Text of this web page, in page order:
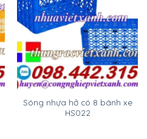
Sóng nhựa hở có 8 bánh xe
HS022